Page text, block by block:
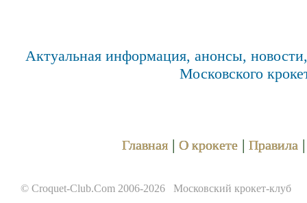
Актуальная информация, анонсы,
Московского
Главная | О крокете | Правила
© Croquet-Club.Com 2006-2026 Московский крокет-клуб